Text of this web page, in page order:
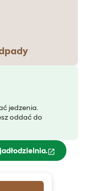
jedzenia.
oddać do
się w nowym oknie)